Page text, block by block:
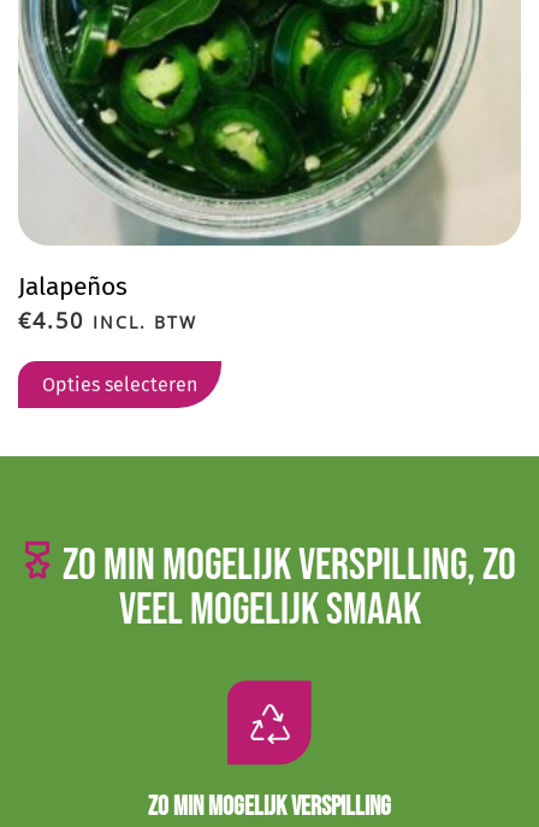
Jalapeños
€4.50 INCL. BTW
Opties selecteren
product
kan
gekozen
de
productpagina
Zo min mogelijk verspilling, zo
veel mogelijk smaak
Zo min mogelijk verspilling